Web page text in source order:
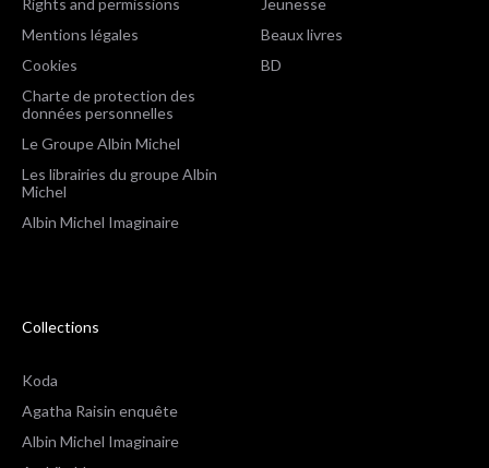
Rights and permissions
Mentions légales
Cookies
Charte de protection des
données personnelles
Le Groupe Albin Michel
Les librairies du groupe Albin
Michel
Albin Michel Imaginaire
Jeunesse
Beaux livres
BD
Collections
Koda
Agatha Raisin enquête
Albin Michel Imaginaire